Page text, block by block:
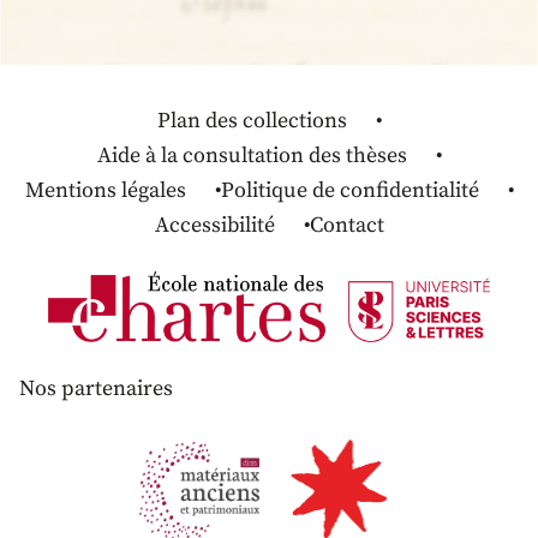
Plan des collections
Aide à la consultation des thèses
Mentions légales
Politique de confidentialité
Accessibilité
Contact
Nos partenaires